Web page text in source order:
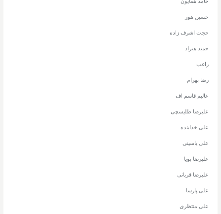
حسین هور
حجت اشرف زاده
حمید هیراد
راغب
رضا بهرام
عالیم قاسم اف
علیرضا طلیسچی
علی خدابنده
علی یاسینی
علیرضا پویا
علیرضا قربانی
علی پارسا
علی منتظری